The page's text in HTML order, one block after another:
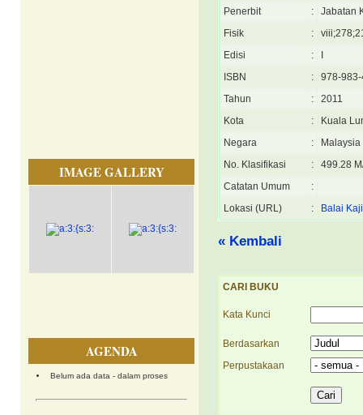
IMAGE GALLERY
AGENDA
Belum ada data - dalam proses
Penerbit
:
Jabatan
Fisik
:
Edisi
:
ISBN
:
978-
Tahun
:
2011
Kota
:
Kuala
Negara
:
Malaysia
No. Klasifikasi
:
499.28
Catatan Umum
:
Lokasi (URL)
: Balai
« Kembali
CARI BUKU
Kata Kunci
Berdasarkan
Perpustakaan